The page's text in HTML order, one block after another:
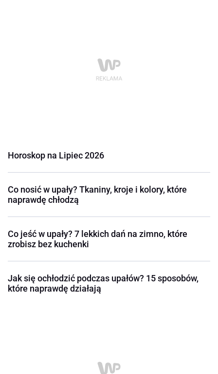
Horoskop na Lipiec 2026
Co nosić w upały? Tkaniny, kroje i kolory, które
naprawdę chłodzą
Co jeść w upały? 7 lekkich dań na zimno, które
zrobisz bez kuchenki
Jak się ochłodzić podczas upałów? 15 sposobów,
które naprawdę działają